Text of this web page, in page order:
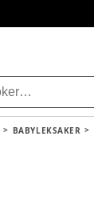
BABYLEKSAKER